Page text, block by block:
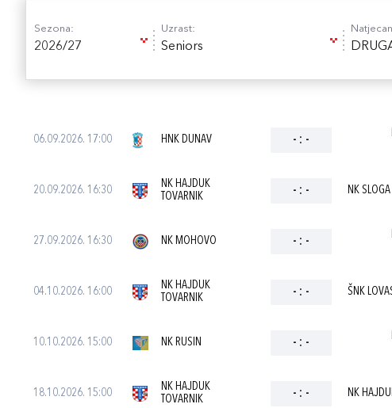
Sezona:
2026/27
Uzrast:
Seniors
06.09.2026. 17:00 HNK DUNAV - : -
20.09.2026. 16:30
NK HAJDUK
TOVARNIK
- : - NK SLOGA
27.09.2026. 16:30 NK MOHOVO - : -
04.10.2026. 16:00
NK HAJDUK
TOVARNIK
- : - ŠNK
10.10.2026. 15:00 NK RUSIN - : -
18.10.2026. 15:00
NK HAJDUK
TOVARNIK
- : - NK